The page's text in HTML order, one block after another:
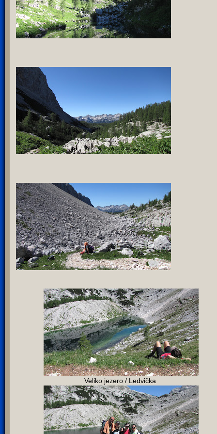
Veliko jezero / Ledvička